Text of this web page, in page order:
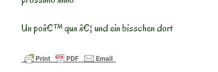
Un poâ€™ qua â€¦ und ein bisschen dort